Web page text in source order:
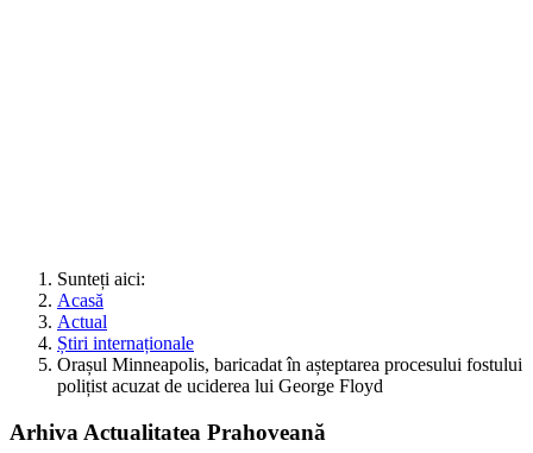
Sunteți aici:
Acasă
Actual
Știri internaționale
Orașul Minneapolis, baricadat în așteptarea procesului fostului
polițist acuzat de uciderea lui George Floyd
Arhiva Actualitatea Prahoveană